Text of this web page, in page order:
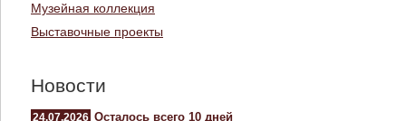
Музейная коллекция
Выставочные проекты
Новости
24.07.2026 Осталось всего 10 дней